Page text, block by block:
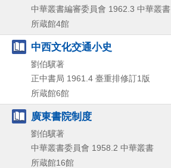
中華叢書編審委員會 1962.3 中華叢書
所蔵館4館
中西文化交通小史
劉伯驥著
正中書局 1961.4 臺重排修訂1版
所蔵館6館
廣東書院制度
劉伯驥著
中華叢書委員會 1958.2 中華叢書
所蔵館16館